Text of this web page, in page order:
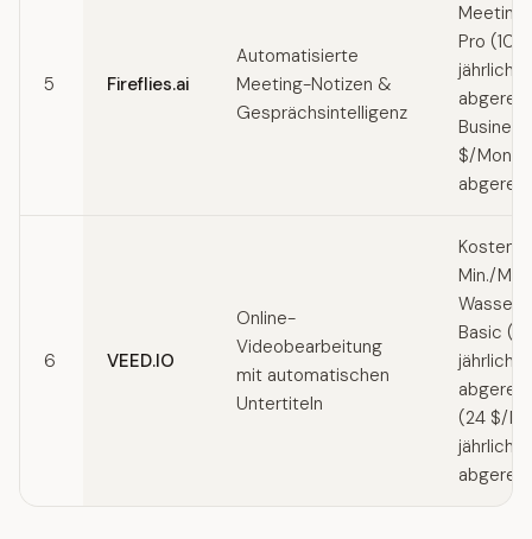
5 Fireflies.ai
Automatisierte
Meeting-Notizen &
Gesprächsintelligenz
Pro (10
jährlich
$/
6 VEED.IO
Online-
Videobearbeitung
mit automatischen
Untertiteln
Min./
Basic
jährlich
(24 $/
jährlich